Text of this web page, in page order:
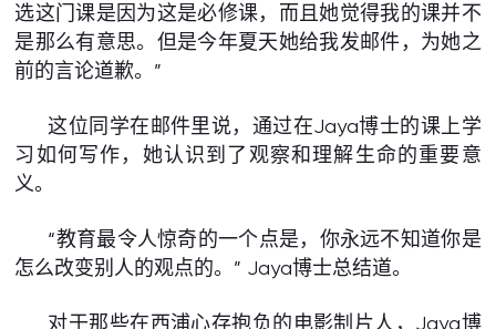
选这门课是因为这是必修课，而且她觉得我的课并不
是那么有意思。但是今年夏天她给我发邮件，为她之
前的言论道歉。”
这位同学在邮件里说，通过在Jaya博士的课上学
习如何写作，她认识到了观察和理解生命的重要意
义。
“教育最令人惊奇的一个点是，你永远不知道你是
怎么改变别人的观点的。” Jaya博士总结道。
对于那些在西浦心存抱负的电影制片人，Jaya博